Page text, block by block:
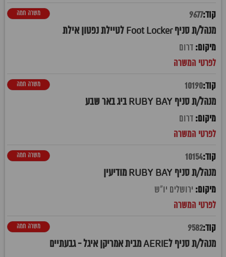
9677
מנהל/ת סניף Foot Locker לטיילת נפטון אילת
משרה חמה
דרום
10190
מנהל/ת סניף RUBY BAY ביג באר שבע
משרה חמה
דרום
10154
מנהל/ת סניף RUBY BAY מודיעין
משרה חמה
ירושלים יו"ש
9582
מנהל/ת סניף לAERIE מבית אמריקן איגל - גבעתיים
משרה חמה